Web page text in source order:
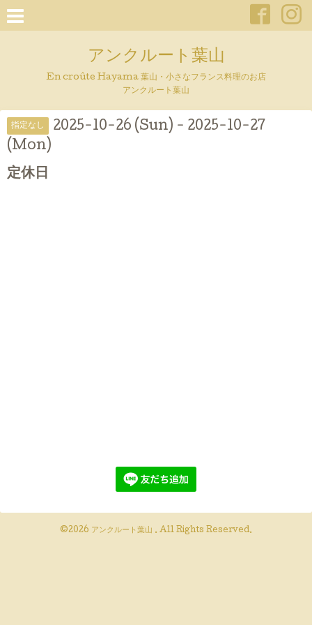
アンクルート葉山
En croûte Hayama 葉山・小さなフランス料理のお店
アンクルート葉山
指定なし
2025-10-26 (Sun) - 2025-10-27
(Mon)
定休日
©2026 アンクルート葉山 . All Rights Reserved.